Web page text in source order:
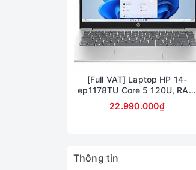
[Full VAT] Laptop HP 14-
ep1178TU Core 5 120U, RAM
16GB, SSD 1TB, 14 inch FHD,
Windows 11
22.990.000₫
Thông tin